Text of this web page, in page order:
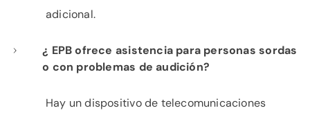
adicional.
¿ EPB ofrece asistencia para personas sordas
o con problemas de audición?
Hay un dispositivo de telecomunicaciones